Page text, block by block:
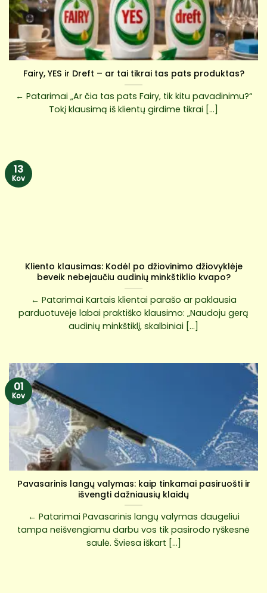
Fairy, YES ir Dreft – ar tai tikrai tas pats produktas?
← Patarimai „Ar čia tas pats Fairy, tik kitu pavadinimu?“
Tokį klausimą iš klientų girdime tikrai [...]
Kliento klausimas: Kodėl po džiovinimo džiovyklėje
beveik nebejaučiu audinių minkštiklio kvapo?
← Patarimai Kartais klientai parašo ar paklausia
parduotuvėje labai praktiško klausimo: „Naudoju gerą
audinių minkštiklį, skalbiniai [...]
13
Kov
Pavasarinis langų valymas: kaip tinkamai pasiruošti ir
išvengti dažniausių klaidų
← Patarimai Pavasarinis langų valymas daugeliui
tampa neišvengiamu darbu vos tik pasirodo ryškesnė
saulė. Šviesa iškart [...]
01
Kov